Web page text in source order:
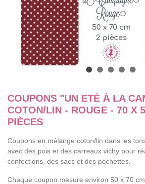
COUPONS "UN ETÉ À LA
COTON/LIN - ROUGE - 70 X
PIÈCES
Coupons en mélange coton/lin dans les
avec des pois et des carreaux vichy pour
confections, des sacs et des pochettes.
Chaque coupon mesure environ 50 x 70 cm.